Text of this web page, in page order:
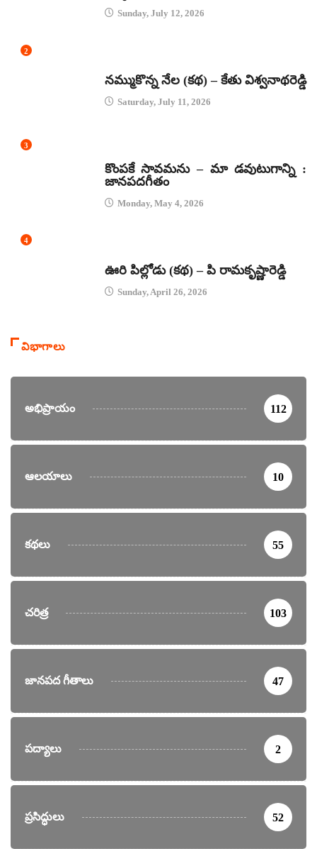
Sunday, July 12, 2026
2
నమ్ముకొన్న నేల (కథ) – కేతు విశ్వనాథరెడ్డి
Saturday, July 11, 2026
3
కొంపకే సావమను – మా డవుటుగాన్ని :
జానపదగీతం
Monday, May 4, 2026
4
ఊరి పిల్లోడు (కథ) – పి రామకృష్ణారెడ్డి
Sunday, April 26, 2026
విభాగాలు
అభిప్రాయం 112
ఆలయాలు 10
కథలు 55
చరిత్ర 103
జానపద గీతాలు 47
పద్యాలు 2
ప్రసిద్ధులు 52